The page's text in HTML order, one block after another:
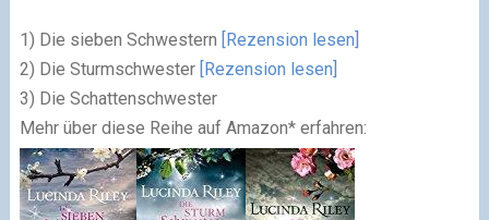
1) Die sieben Schwestern [Rezension lesen]
2) Die Sturmschwester [Rezension lesen]
3) Die Schattenschwester
Mehr über diese Reihe auf Amazon* erfahren: